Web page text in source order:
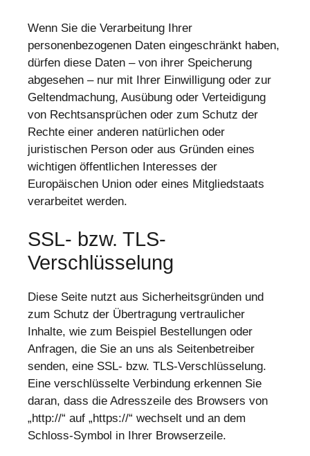
Wenn Sie die Verarbeitung Ihrer
personenbezogenen Daten eingeschränkt haben,
dürfen diese Daten – von ihrer Speicherung
abgesehen – nur mit Ihrer Einwilligung oder zur
Geltendmachung, Ausübung oder Verteidigung
von Rechtsansprüchen oder zum Schutz der
Rechte einer anderen natürlichen oder
juristischen Person oder aus Gründen eines
wichtigen öffentlichen Interesses der
Europäischen Union oder eines Mitgliedstaats
verarbeitet werden.
SSL- bzw. TLS-
Verschlüsselung
Diese Seite nutzt aus Sicherheitsgründen und
zum Schutz der Übertragung vertraulicher
Inhalte, wie zum Beispiel Bestellungen oder
Anfragen, die Sie an uns als Seitenbetreiber
senden, eine SSL- bzw. TLS-Verschlüsselung.
Eine verschlüsselte Verbindung erkennen Sie
daran, dass die Adresszeile des Browsers von
„http://“ auf „https://“ wechselt und an dem
Schloss-Symbol in Ihrer Browserzeile.